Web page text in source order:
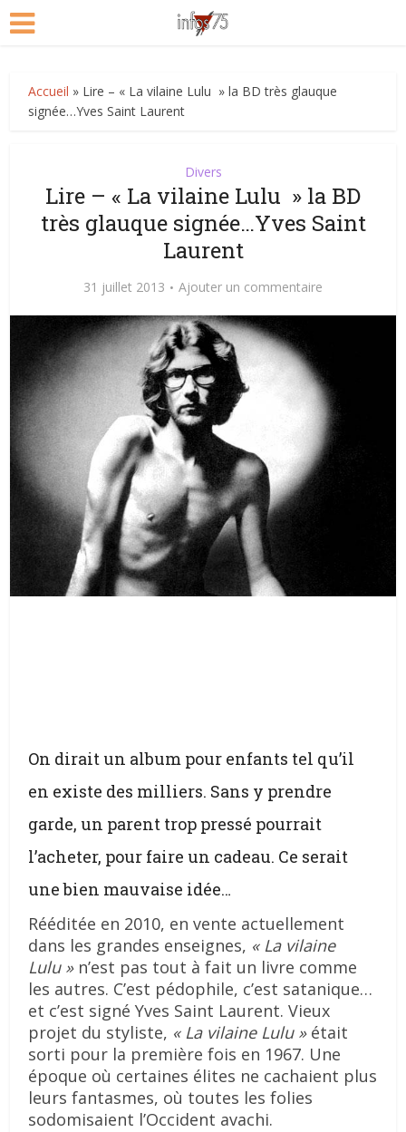
Accueil » Lire – « La vilaine Lulu » la BD très glauque
signée…Yves Saint Laurent
Divers
Lire – « La vilaine Lulu » la BD
très glauque signée…Yves Saint
Laurent
31 juillet 2013 Ajouter un commentaire
On dirait un album pour enfants tel qu’il
en existe des milliers. Sans y prendre
garde, un parent trop pressé pourrait
l’acheter, pour faire un cadeau. Ce serait
une bien mauvaise idée…
Rééditée en 2010, en vente actuellement
dans les grandes enseignes, « La vilaine
Lulu »n’est pas tout à fait un livre comme
les autres. C’est pédophile, c’est satanique…
et c’est signé Yves Saint Laurent. Vieux
projet du styliste, « La vilaine Lulu »était
sorti pour la première fois en 1967. Une
époque où certaines élites ne cachaient plus
leurs fantasmes, où toutes les folies
sodomisaient l’Occident avachi.